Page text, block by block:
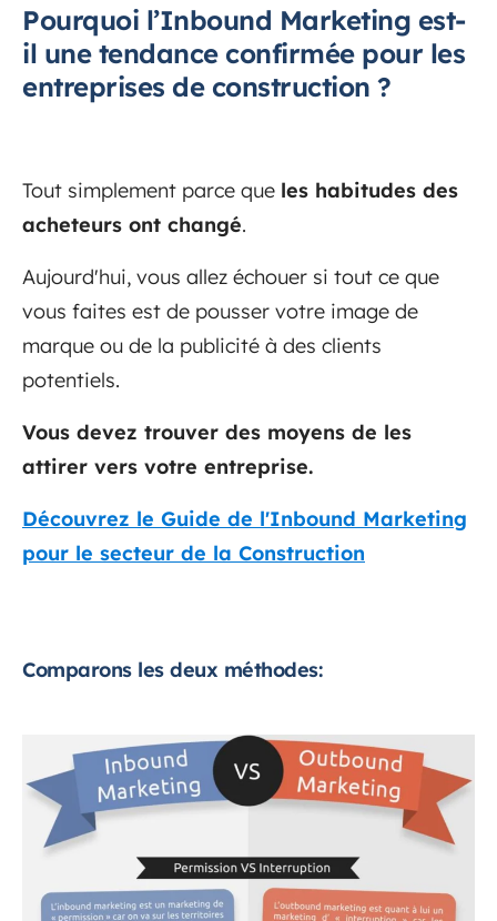
Pourquoi l’Inbound Marketing est-
il une tendance confirmée pour les
entreprises de construction ?
Tout simplement parce que les habitudes des
acheteurs ont changé.
Aujourd'hui, vous allez échouer si tout ce que
vous faites est de pousser votre image de
marque ou de la publicité à des clients
potentiels.
Vous devez trouver des moyens de les
attirer vers votre entreprise.
Découvrez le Guide de l'Inbound Marketing
pour le secteur de la Construction
Comparons les deux méthodes: